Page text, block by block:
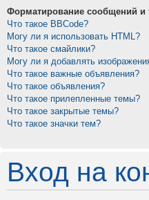
Форматирование сообщений и
Что такое BBCode?
Могу ли я использовать HTML?
Что такое смайлики?
Могу ли я добавлять
Что такое важные объявления?
Что такое объявления?
Что такое прилепленные темы?
Что такое закрытые темы?
Что такое значки тем?
Вход на